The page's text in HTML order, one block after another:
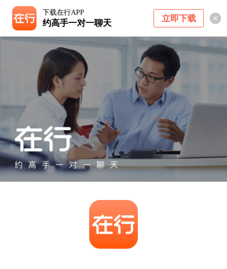
下载在行APP
约高手一对一聊天 立即下载